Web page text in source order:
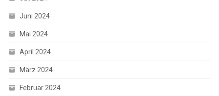
Juni 2024
Mai 2024
April 2024
März 2024
Februar 2024